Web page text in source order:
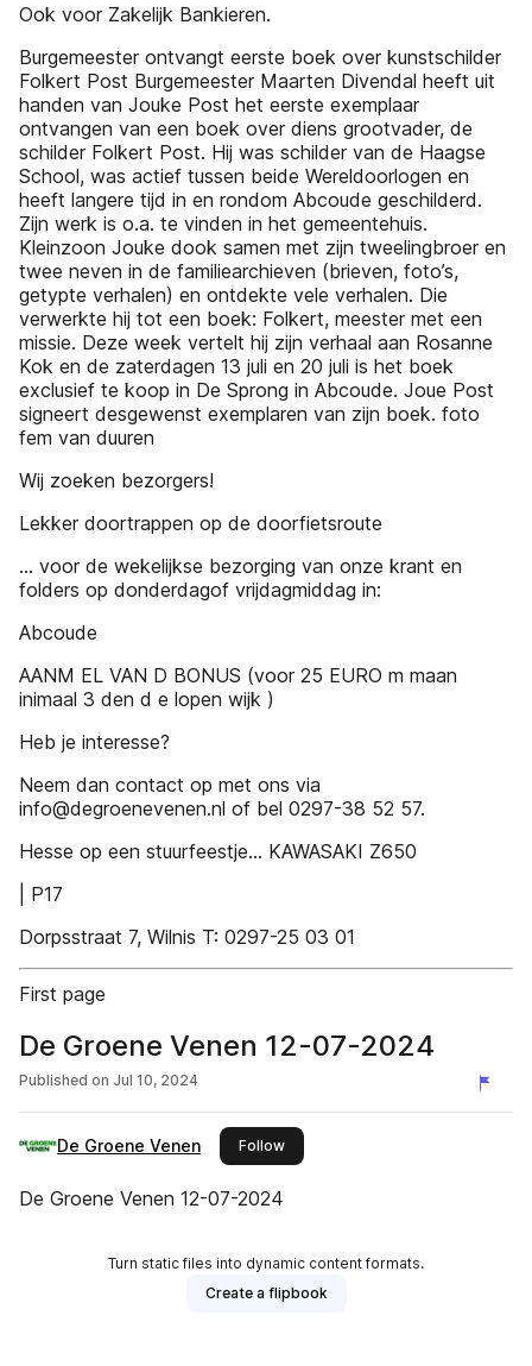
Ook voor Zakelijk Bankieren.
Burgemeester ontvangt eerste boek over kunstschilder
Folkert Post Burgemeester Maarten Divendal heeft uit
handen van Jouke Post het eerste exemplaar
ontvangen van een boek over diens grootvader, de
schilder Folkert Post. Hij was schilder van de Haagse
School, was actief tussen beide Wereldoorlogen en
heeft langere tijd in en rondom Abcoude geschilderd.
Zijn werk is o.a. te vinden in het gemeentehuis.
Kleinzoon Jouke dook samen met zijn tweelingbroer en
twee neven in de familiearchieven (brieven, foto’s,
getypte verhalen) en ontdekte vele verhalen. Die
verwerkte hij tot een boek: Folkert, meester met een
missie. Deze week vertelt hij zijn verhaal aan Rosanne
Kok en de zaterdagen 13 juli en 20 juli is het boek
exclusief te koop in De Sprong in Abcoude. Joue Post
signeert desgewenst exemplaren van zijn boek. foto
fem van duuren
Wij zoeken bezorgers!
Lekker doortrappen op de doorfietsroute
... voor de wekelijkse bezorging van onze krant en
folders op donderdagof vrijdagmiddag in:
Abcoude
AANM EL VAN D BONUS (voor 25 EURO m maan
inimaal 3 den d e lopen wijk )
Heb je interesse?
Neem dan contact op met ons via
info@degroenevenen.nl of bel 0297-38 52 57.
Hesse op een stuurfeestje... KAWASAKI Z650
| P17
Dorpsstraat 7, Wilnis T: 0297-25 03 01
First page
De Groene Venen 12-07-2024
Published on Jul 10, 2024
De Groene Venen Followthis publisher
De Groene Venen 12-07-2024
Turn static files into dynamic content formats.
Create a flipbook